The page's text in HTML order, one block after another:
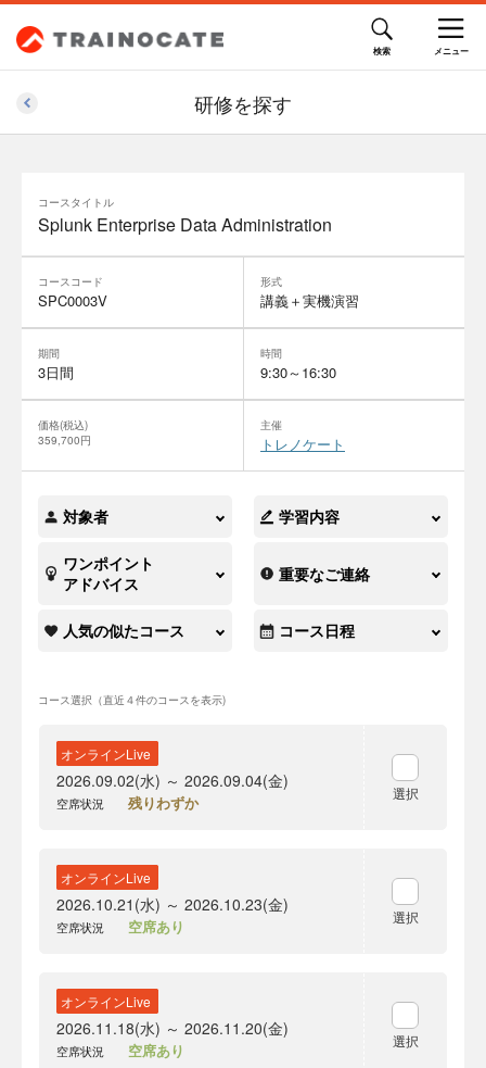
研修を探す
コースタイトル
Splunk Enterprise Data Administration
コースコード
SPC0003V
形式
講義＋実機演習
期間
3日間
時間
9:30～16:30
価格(税込)
359,700円
主催
トレノケート
対象者 学習内容
ワンポイント
アドバイス
重要なご連絡
人気の似たコース コース日程
コース選択（直近４件のコースを表示)
オンラインLive
2026.09.02(水) ～ 2026.09.04(金)
空席状況 残りわずか 選択
オンラインLive
2026.10.21(水) ～ 2026.10.23(金)
空席状況 空席あり 選択
オンラインLive
2026.11.18(水) ～ 2026.11.20(金)
空席状況 空席あり 選択